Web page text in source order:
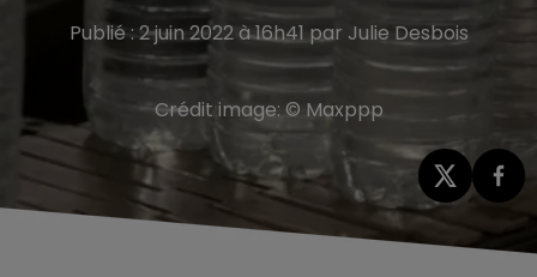
Publié : 2 juin 2022 à 16h41 par Julie Desbois
Crédit image:© Maxppp